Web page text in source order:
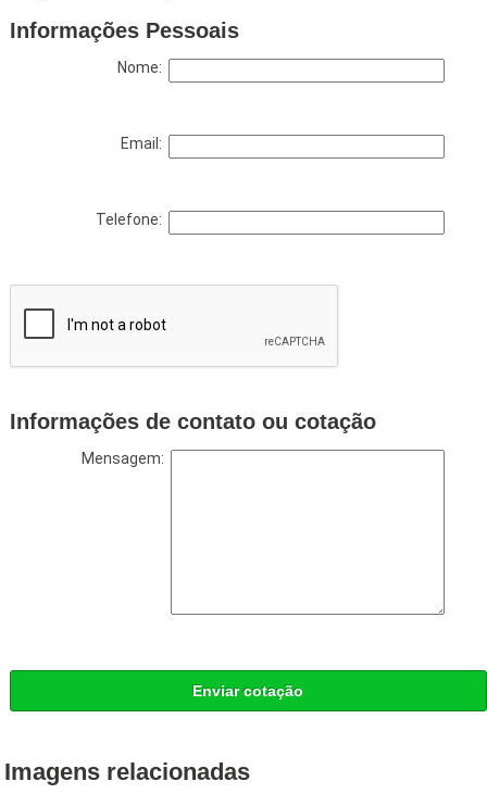
Informações Pessoais
Nome:
Email:
Telefone:
Informações de contato ou cotação
Mensagem:
Enviar cotação
Imagens relacionadas